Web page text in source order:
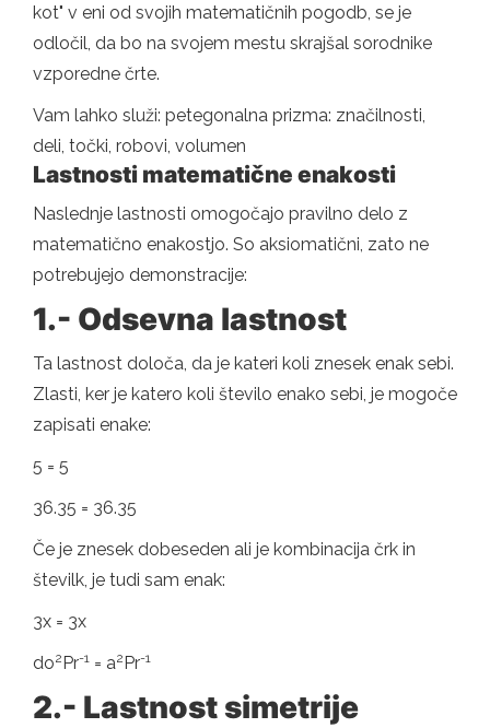
kot" v eni od svojih matematičnih pogodb, se je
odločil, da bo na svojem mestu skrajšal sorodnike
vzporedne črte.
Vam lahko služi: petegonalna prizma: značilnosti,
deli, točki, robovi, volumen
Lastnosti matematične enakosti
Naslednje lastnosti omogočajo pravilno delo z
matematično enakostjo. So aksiomatični, zato ne
potrebujejo demonstracije:
1.- Odsevna lastnost
Ta lastnost določa, da je kateri koli znesek enak sebi.
Zlasti, ker je katero koli število enako sebi, je mogoče
zapisati enake:
5 = 5
36.35 = 36.35
Če je znesek dobeseden ali je kombinacija črk in
številk, je tudi sam enak:
3x = 3x
do2Pr-1 = a2Pr-1
2.- Lastnost simetrije